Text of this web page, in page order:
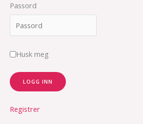
Passord
Husk meg
Registrer